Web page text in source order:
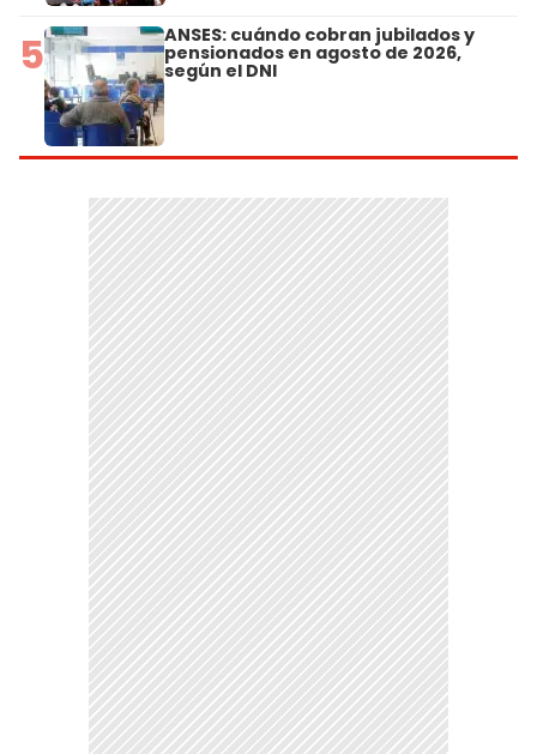
5 ANSES: cuándo cobran jubilados y
pensionados en agosto de 2026,
según el DNI